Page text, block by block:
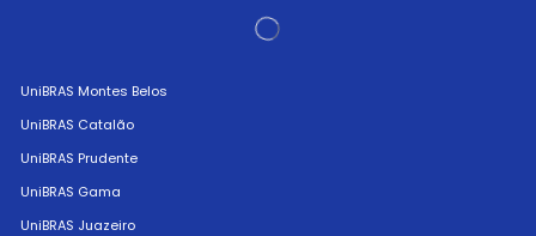
UniBRAS Montes Belos
UniBRAS Catalão
UniBRAS Prudente
UniBRAS Gama
UniBRAS Juazeiro